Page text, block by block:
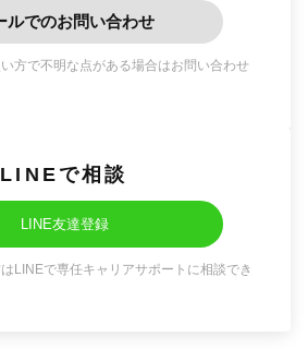
ルでのお問い合わせ
方で不明な点がある場合はお問い合わせ
LINEで相談
LINE友達登録
LINEで専任キャリアサポートに相談でき